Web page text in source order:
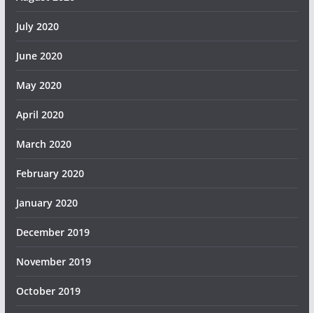
July 2020
June 2020
May 2020
April 2020
March 2020
February 2020
January 2020
December 2019
November 2019
October 2019